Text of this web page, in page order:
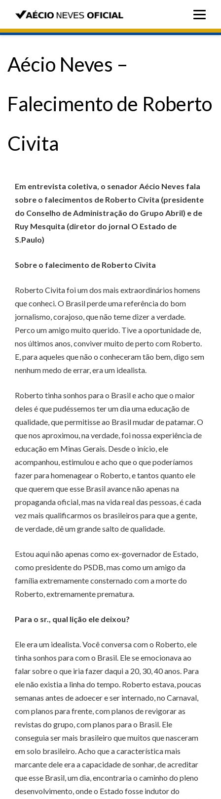
Aécio Neves –
Falecimento de Roberto
Civita
Em entrevista coletiva, o senador Aécio Neves fala
sobre o falecimentos de Roberto Civita (presidente
do Conselho de Administração do Grupo Abril) e de
Ruy Mesquita (diretor do jornal O Estado de
S.Paulo)
Sobre o falecimento de Roberto Civita
Roberto Civita foi um dos mais extraordinários homens
que conheci. O Brasil perde uma referência do bom
jornalismo, corajoso, que não teme dizer a verdade.
Perco um amigo muito querido. Tive a oportunidade de,
nos últimos anos, conviver muito de perto com Roberto.
E, para aqueles que não o conheceram tão bem, digo sem
nenhum medo de errar, era um idealista.
Roberto tinha sonhos para o Brasil e acho que o maior
deles é que pudéssemos ter um dia uma educação de
qualidade, que permitisse ao Brasil mudar de patamar. O
que nos aproximou, na verdade, foi nossa experiência de
educação em Minas Gerais. Desde o início, ele
acompanhou, estimulou e acho que o que poderíamos
fazer para homenagear o Roberto, e tantos quanto ele
que querem que esse Brasil avance não apenas na
propaganda oficial, mas na vida real das pessoas, é cada
vez mais qualificarmos os brasileiros para que a gente,
de verdade, dê um grande salto de qualidade.
Estou aqui não apenas como ex-governador de Estado,
como presidente do PSDB, mas como um amigo da
família extremamente consternado com a morte do
Roberto, extremamente prematura.
Para o sr., qual lição ele deixou?
Ele era um idealista. Você conversa com o Roberto, ele
tinha sonhos para com o Brasil. Ele se emocionava ao
falar sobre o que iria fazer daqui a 20, 30, 40 anos. Para
ele não existia a linha do tempo. Roberto estava, poucas
semanas antes de adoecer e ser internado, no Carnaval,
com planos para frente, com planos de revigorar as
revistas do grupo, com planos para o Brasil. Ele
conseguia ser mais brasileiro que muitos que nasceram
em solo brasileiro. Acho que a característica mais
marcante dele era a capacidade de sonhar, de acreditar
que esse Brasil, um dia, encontraria o caminho do pleno
desenvolvimento, onde o Estado fosse indutor do